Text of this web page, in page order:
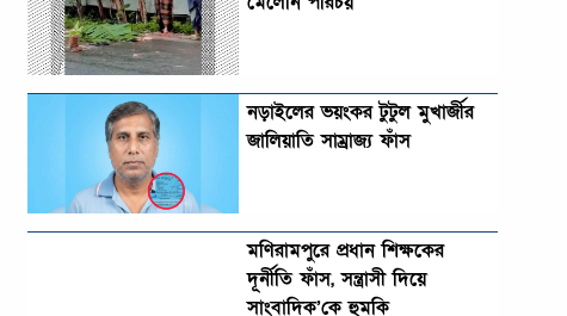
নড়াইলের ভয়ংকর টুটুল মুখার্জীর
জালিয়াতি সাম্রাজ্য ফাঁস
মণিরামপুরে প্রধান শিক্ষকের
দূর্নীতি ফাঁস, সন্ত্রাসী দিয়ে
সাংবাদিক’কে হুমকি